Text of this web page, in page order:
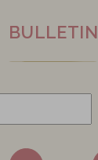
BULLETIN